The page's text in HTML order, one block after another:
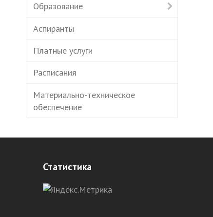
Образование
Аспиранты
Платные услуги
Расписания
Материально-техническое
обеспечение
Статистика